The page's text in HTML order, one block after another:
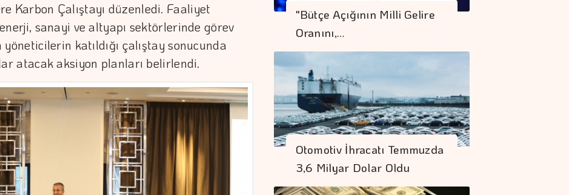
Karbon Çalıştayı düzenledi. Faaliyet
sanayi ve altyapı sektörlerinde görev
katıldığı çalıştay sonucunda
atacak aksiyon planları belirlendi.
"Bütçe Açığının Milli Gelire
Oranını,…
Otomotiv İhracatı Temmuzda
3,6 Milyar Dolar Oldu